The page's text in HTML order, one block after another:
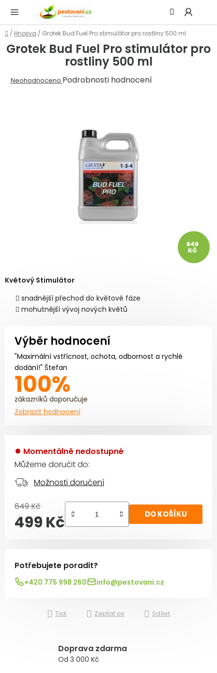
obsah
Domů
/ Hnojiva / Grotek Bud Fuel Pro stimulátor pro rostliny 500 ml
Květový Stimulátor
snadnější přechod do květové fáze
mohutnější vývoj nových květů
Výběr hodnocení
"Maximální vstřícnost, ochota, odbornost a rychlé
dodání!" Štefan
100%
zákazníků doporučuje
Zobrazit hodnocení
Momentálně nedostupné
Můžeme doručit do:
Možnosti doručení
649 Kč
499 Kč DO KOŠÍKU
Potřebujete poradit?
+420 775 998 260 info@pestovani.cz
Tisk Zeptat se Sdílet
Grotek Bud Fuel Pro stimulátor pro
rostliny 500 ml
Průměrné
Neohodnoceno Podrobnosti hodnocení
649
KČ
Doprava zdarma
Od 3 000 Kč